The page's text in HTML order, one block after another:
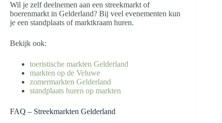
Wil je zelf deelnemen aan een streekmarkt of
boerenmarkt in Gelderland? Bij veel evenementen kun
je een standplaats of marktkraam huren.
Bekijk ook:
toeristische markten Gelderland
markten op de Veluwe
zomermarkten Gelderland
standplaats huren op markten
FAQ – Streekmarkten Gelderland